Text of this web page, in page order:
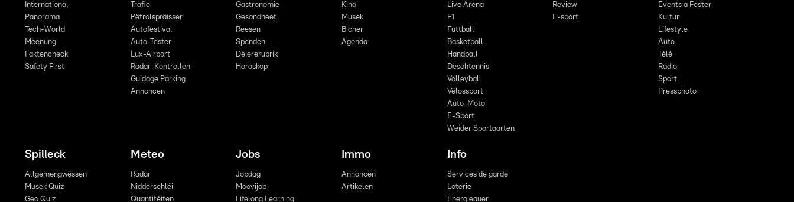
International
Panorama
Tech-World
Meenung
Faktencheck
Safety First
Trafic
Pëtrolspräisser
Autofestival
Auto-Tester
Lux-Airport
Radar-Kontrollen
Guidage Parking
Annoncen
Gastronomie
Gesondheet
Reesen
Spenden
Déiererubrik
Horoskop
Kino
Musek
Bicher
Agenda
Live Arena
F1
Futtball
Basketball
Handball
Dëschtennis
Volleyball
Vëlossport
Auto-Moto
E-Sport
Weider Sportaarten
Review
E-sport
Events a Fester
Kultur
Lifestyle
Auto
Télé
Radio
Sport
Pressphoto
Spilleck
Allgemengwëssen
Musek Quiz
Geo Quiz
Meteo
Radar
Nidderschléi
Quantitéiten
Jobs
Jobdag
Moovijob
Lifelong Learning
Immo
Annoncen
Artikelen
Info
Services de garde
Loterie
Energieauer